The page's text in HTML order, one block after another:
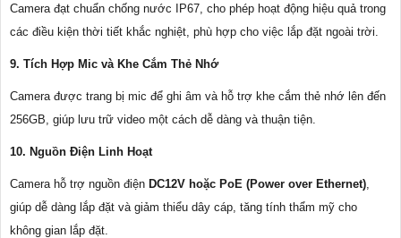
Camera đạt chuẩn chống nước IP67, cho phép hoạt động hiệu quả trong
các điều kiện thời tiết khắc nghiệt, phù hợp cho việc lắp đặt ngoài trời.
9. Tích Hợp Mic và Khe Cắm Thẻ Nhớ
Camera được trang bị mic để ghi âm và hỗ trợ khe cắm thẻ nhớ lên đến
256GB, giúp lưu trữ video một cách dễ dàng và thuận tiện.
10. Nguồn Điện Linh Hoạt
Camera hỗ trợ nguồn điện DC12V hoặc PoE (Power over Ethernet)
giúp dễ dàng lắp đặt và giảm thiểu dây cáp, tăng tính thẩm mỹ cho
không gian lắp đặt.